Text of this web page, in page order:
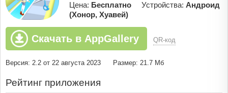
Цена: Бесплатно Устройства: Андроид
(Хонор, Хуавей)
Скачать в AppGallery QR-код
Версия: 2.2 от 22 августа 2023 Размер: 21.7 Мб
Рейтинг приложения